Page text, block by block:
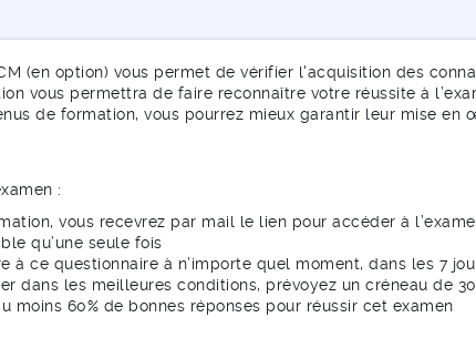
(en option) vous permet de vérifier l'acquisition des
vous permettra de faire reconnaître votre réussite à
de formation, vous pourrez mieux garantir leur mise en
:
vous recevrez par mail le lien pour accéder à
qu’une seule fois
à ce questionnaire à n’importe quel moment, dans les 7
dans les meilleures conditions, prévoyez un créneau de
moins 60% de bonnes réponses pour réussir cet examen